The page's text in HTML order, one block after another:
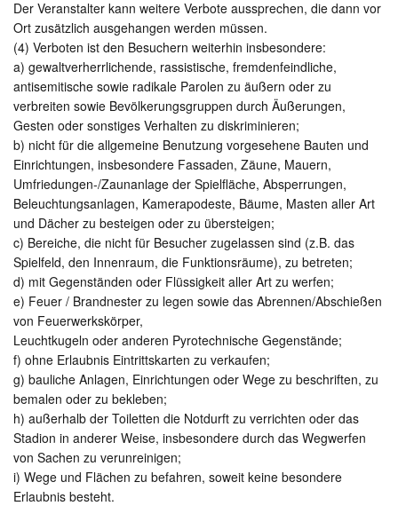
Der Veranstalter kann weitere Verbote aussprechen, die dann vor
Ort zusätzlich ausgehangen werden müssen.
(4) Verboten ist den Besuchern weiterhin insbesondere:
a) gewaltverherrlichende, rassistische, fremdenfeindliche,
antisemitische sowie radikale Parolen zu äußern oder zu
verbreiten sowie Bevölkerungsgruppen durch Äußerungen,
Gesten oder sonstiges Verhalten zu diskriminieren;
b) nicht für die allgemeine Benutzung vorgesehene Bauten und
Einrichtungen, insbesondere Fassaden, Zäune, Mauern,
Umfriedungen-/Zaunanlage der Spielfläche, Absperrungen,
Beleuchtungsanlagen, Kamerapodeste, Bäume, Masten aller Art
und Dächer zu besteigen oder zu übersteigen;
c) Bereiche, die nicht für Besucher zugelassen sind (z.B. das
Spielfeld, den Innenraum, die Funktionsräume), zu betreten;
d) mit Gegenständen oder Flüssigkeit aller Art zu werfen;
e) Feuer / Brandnester zu legen sowie das Abrennen/Abschießen
von Feuerwerkskörper,
Leuchtkugeln oder anderen Pyrotechnische Gegenstände;
f) ohne Erlaubnis Eintrittskarten zu verkaufen;
g) bauliche Anlagen, Einrichtungen oder Wege zu beschriften, zu
bemalen oder zu bekleben;
h) außerhalb der Toiletten die Notdurft zu verrichten oder das
Stadion in anderer Weise, insbesondere durch das Wegwerfen
von Sachen zu verunreinigen;
i) Wege und Flächen zu befahren, soweit keine besondere
Erlaubnis besteht.